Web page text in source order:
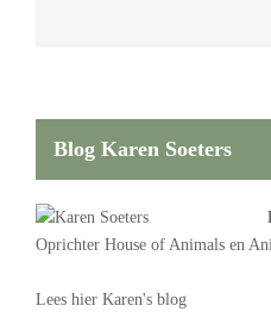
Blog Karen Soeters
Oprichter House of Animals en
Lees hier Karen's blog